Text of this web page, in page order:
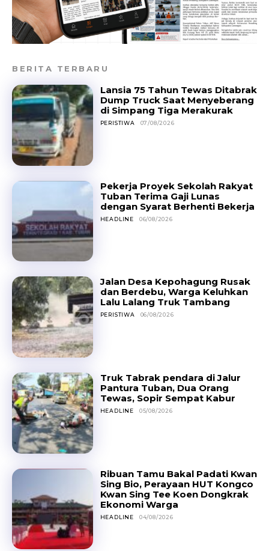
BERITA TERBARU
Lansia 75 Tahun Tewas Ditabrak
Dump Truck Saat Menyeberang
di Simpang Tiga Merakurak
PERISTIWA 07/08/2026
Pekerja Proyek Sekolah Rakyat
Tuban Terima Gaji Lunas
dengan Syarat Berhenti Bekerja
HEADLINE 06/08/2026
Jalan Desa Kepohagung Rusak
dan Berdebu, Warga Keluhkan
Lalu Lalang Truk Tambang
PERISTIWA 06/08/2026
Truk Tabrak pendara di Jalur
Pantura Tuban, Dua Orang
Tewas, Sopir Sempat Kabur
HEADLINE 05/08/2026
Ribuan Tamu Bakal Padati Kwan
Sing Bio, Perayaan HUT Kongco
Kwan Sing Tee Koen Dongkrak
Ekonomi Warga
HEADLINE 04/08/2026